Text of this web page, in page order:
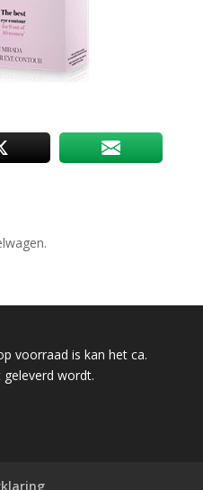
voorraad is kan het ca.
wordt.